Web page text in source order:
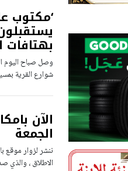
‘مكتوب
بهتافات
وصل صباح اليوم
شوارع القرية
الآن
الجمعة
ننشر لزوار موقع
الاطلاق ، والذي صدر